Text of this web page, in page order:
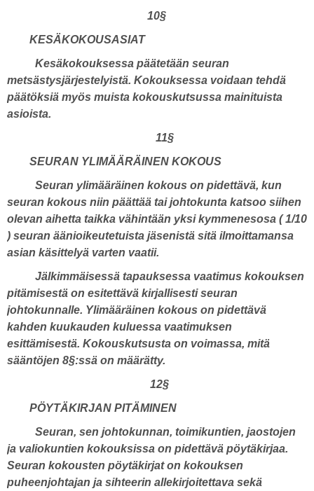
10§
KESÄKOKOUSASIAT
Kesäkokouksessa päätetään seuran
metsästysjärjestelyistä. Kokouksessa voidaan tehdä
päätöksiä myös muista kokouskutsussa mainituista
asioista.
11§
SEURAN YLIMÄÄRÄINEN KOKOUS
Seuran ylimääräinen kokous on pidettävä, kun
seuran kokous niin päättää tai johtokunta katsoo siihen
olevan aihetta taikka vähintään yksi kymmenesosa ( 1/10
) seuran äänioikeutetuista jäsenistä sitä ilmoittamansa
asian käsittelyä varten vaatii.
Jälkimmäisessä tapauksessa vaatimus kokouksen
pitämisestä on esitettävä kirjallisesti seuran
johtokunnalle. Ylimääräinen kokous on pidettävä
kahden kuukauden kuluessa vaatimuksen
esittämisestä. Kokouskutsusta on voimassa, mitä
sääntöjen 8§:ssä on määrätty.
12§
PÖYTÄKIRJAN PITÄMINEN
Seuran, sen johtokunnan, toimikuntien, jaostojen
ja valiokuntien kokouksissa on pidettävä pöytäkirjaa.
Seuran kokousten pöytäkirjat on kokouksen
puheenjohtajan ja sihteerin allekirjoitettava sekä